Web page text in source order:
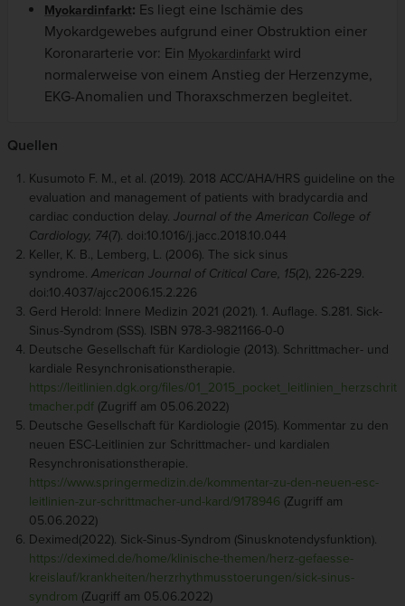
Myokardinfarkt: Es liegt eine Ischämie des
Myokardgewebes aufgrund einer Obstruktion einer
Koronararterie vor: Ein Myokardinfarkt wird
normalerweise von einem Anstieg der Herzenzyme,
EKG-Anomalien und Thoraxschmerzen begleitet.
Quellen
Kusumoto F. M., et al. (2019). 2018 ACC/AHA/HRS guideline on the
evaluation and management of patients with bradycardia and
cardiac conduction delay. Journal of the American College of
Cardiology, 74(7). doi:10.1016/j.jacc.2018.10.044
Keller, K. B., Lemberg, L. (2006). The sick sinus
syndrome. American Journal of Critical Care, 15(2), 226-229.
doi:10.4037/ajcc2006.15.2.226
Gerd Herold: Innere Medizin 2021 (2021). 1. Auflage. S.281. Sick-
Sinus-Syndrom (SSS). ISBN 978-3-9821166-0-0
Deutsche Gesellschaft für Kardiologie (2013). Schrittmacher- und
kardiale Resynchronisationstherapie.
https://leitlinien.dgk.org/files/01_2015_pocket_leitlinien_herzschrit
tmacher.pdf (Zugriff am 05.06.2022)
Deutsche Gesellschaft für Kardiologie (2015). Kommentar zu den
neuen ESC-Leitlinien zur Schrittmacher- und kardialen
Resynchronisationstherapie.
https://www.springermedizin.de/kommentar-zu-den-neuen-esc-
leitlinien-zur-schrittmacher-und-kard/9178946 (Zugriff am
05.06.2022)
Deximed(2022). Sick-Sinus-Syndrom (Sinusknotendysfunktion).
https://deximed.de/home/klinische-themen/herz-gefaesse-
kreislauf/krankheiten/herzrhythmusstoerungen/sick-sinus-
syndrom (Zugriff am 05.06.2022)